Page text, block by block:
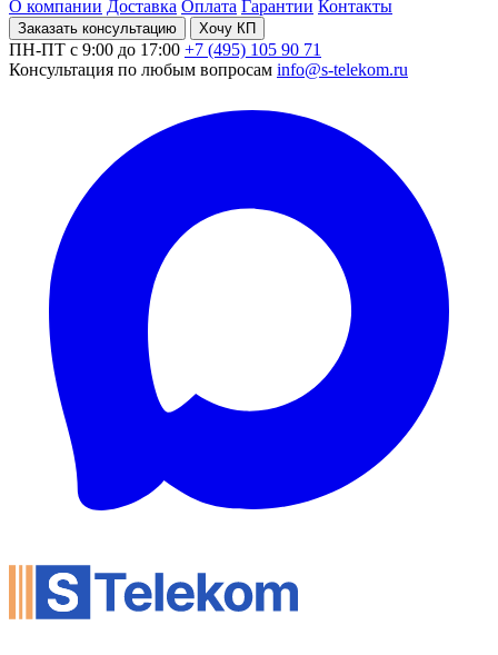
О компании Доставка Оплата Гарантии Контакты
Заказать консультацию Хочу КП
ПН-ПТ с 9:00 до 17:00 +7 (495) 105 90 71
Консультация по любым вопросам info@s-telekom.ru